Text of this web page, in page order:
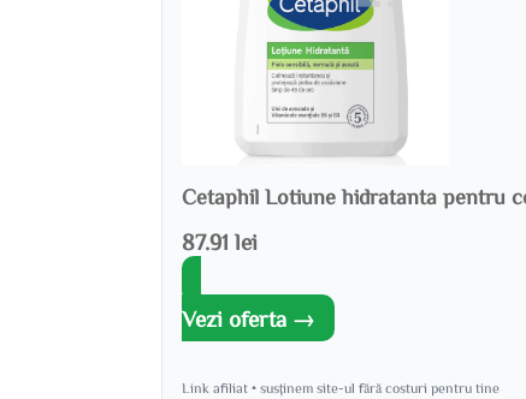
Cetaphil Lotiune hidratanta pentru
87.91 lei
Vezi oferta →
Link afiliat • susținem site-ul fără costuri pentru tine